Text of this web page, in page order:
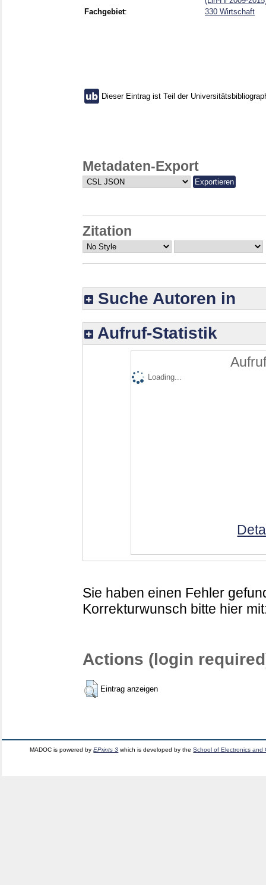
Fachgebiet: 330 Wirtschaft
Dieser Eintrag ist Teil der
Metadaten-Export
Zitation
Suche Autoren in
Aufruf-Statistik
Loading...
Sie haben einen Fehler
Korrekturwunsch bitte hier
Actions (login
Eintrag anzeigen
MADOC is powered byEPrints 3 which is developed by theSchool of Electronics and